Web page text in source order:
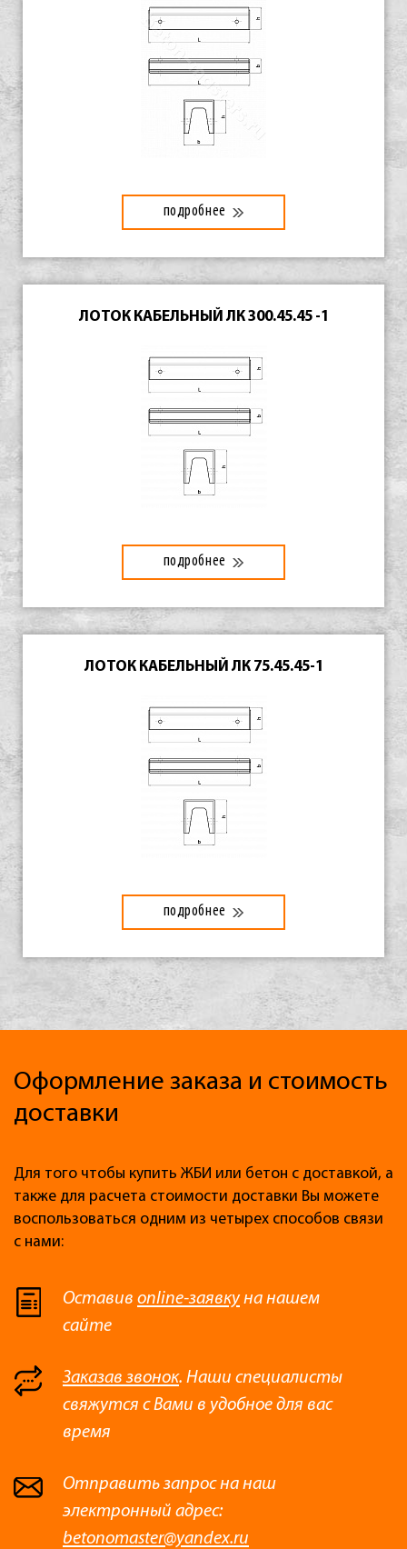
подробнее
ЛОТОК КАБЕЛЬНЫЙ ЛК 300.45.45 -1
подробнее
ЛОТОК КАБЕЛЬНЫЙ ЛК 75.45.45-1
подробнее
Оформление заказа и стоимость
доставки
Для того чтобы купить ЖБИ или бетон с доставкой, а
также для расчета стоимости доставки Вы можете
воспользоваться одним из четырех способов связи
с нами:
Оставив online-заявкуна нашем
сайте
Заказав звонок. Наши специалисты
свяжутся с Вами в удобное для вас
время
Отправить запрос на наш
электронный адрес:
betonomaster@yandex.ru